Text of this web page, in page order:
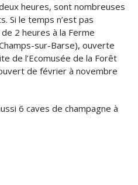
heures, sont nombreuses
Si le temps n’est pas
2 heures à la Ferme
sur-Barse), ouverte
de l’Ecomusée de la Forêt
de février à novembre
6 caves de champagne à